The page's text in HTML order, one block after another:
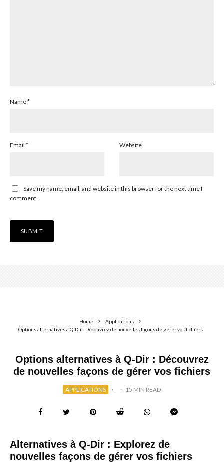
Name*
Email * Website
Save my name, email, and website in this browser for the next time I
comment.
Home
Applications
Options alternatives à Q-Dir : Découvrez de nouvelles façons de gérer vos fichiers
Options alternatives à Q-Dir : Découvrez
de nouvelles façons de gérer vos fichiers
APPLICATIONS · · 15 MIN READ
Alternatives à Q-Dir : Explorez de
nouvelles façons de gérer vos fichiers